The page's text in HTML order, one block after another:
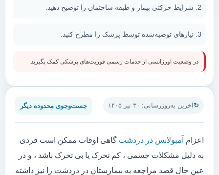
آخرین به‌روزرسانی: ۳۰ تیر ۱۴۰۵ جست‌وجوی محدوده دیگر
اعزام آمبولانس در دردشت گاهی اوقات ممکن است فردی
به دلیل مشکلات جسمی ، کم تحرک یا بی تحرک باشد ، و در
عین حال قصد مراجعه به بیمارستان در دردشت را نیز داشته
شرایط حرکتی بیمار و طبقه ساختمان را توضیح دهید.
نیازهای توصیه‌شده توسط پزشک را مطرح کنید.
در وضعیت اورژانسی از خدمات رسمی فوریت‌های پزشکی کمک بگیرید.